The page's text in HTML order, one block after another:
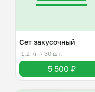
Сет закусочный
1,2 кг ≈ 30 шт.
5 500 ₽